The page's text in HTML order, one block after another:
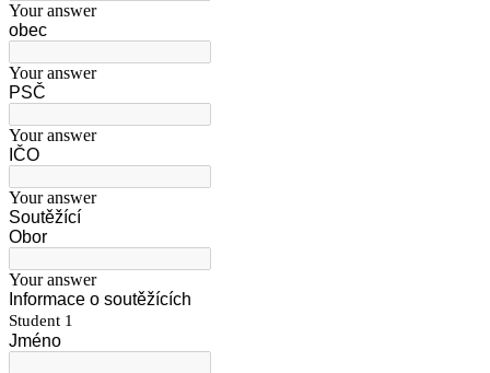
Your answer
obec
Your answer
PSČ
Your answer
IČO
Your answer
Soutěžící
Obor
Your answer
Informace o soutěžících
Student 1
Jméno